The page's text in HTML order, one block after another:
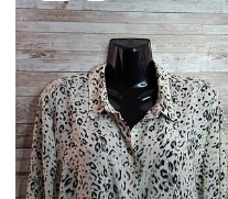
TOP